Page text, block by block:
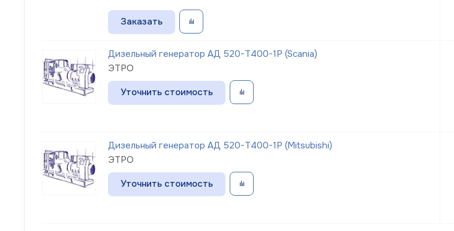
Заказать
Дизельный генератор АД 520-Т400-1Р (Scania)
ЭТРО
Уточнить стоимость
Дизельный генератор АД 520-Т400-1Р (Mitsubishi)
ЭТРО
Уточнить стоимость